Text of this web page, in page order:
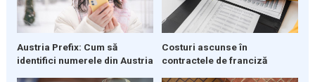
Austria Prefix: Cum să
identifici numerele din Austria
Costuri ascunse în
contractele de franciză